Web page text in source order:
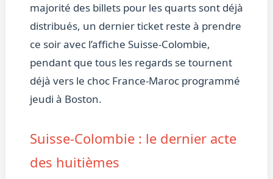
majorité des billets pour les quarts sont déjà
distribués, un dernier ticket reste à prendre
ce soir avec l’affiche Suisse-Colombie,
pendant que tous les regards se tournent
déjà vers le choc France-Maroc programmé
jeudi à Boston.
Suisse-Colombie : le dernier acte
des huitièmes